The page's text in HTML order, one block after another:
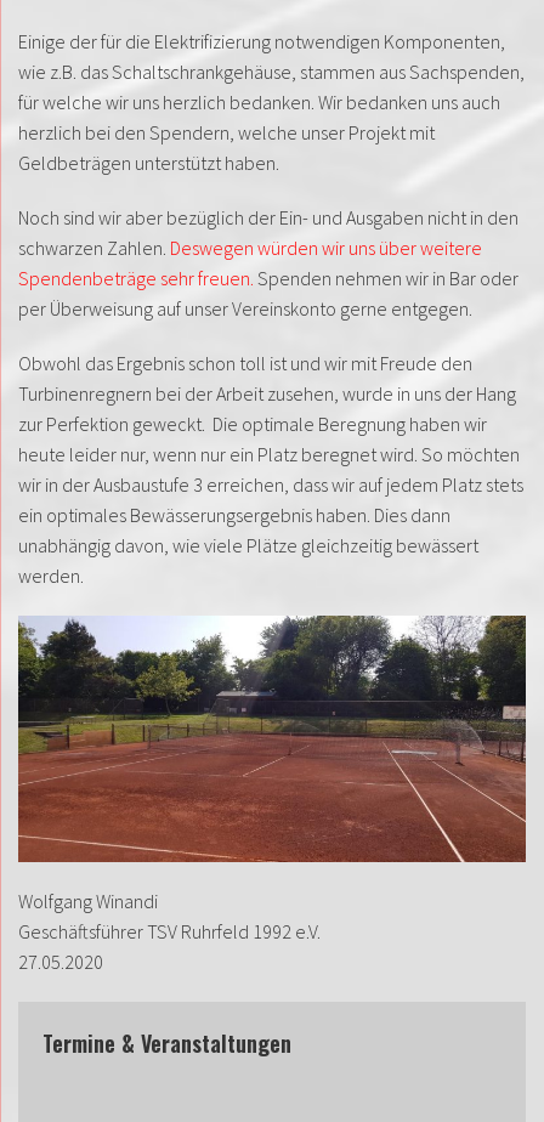
Einige der für die Elektrifizierung notwendigen Komponenten,
wie z.B. das Schaltschrankgehäuse, stammen aus Sachspenden,
für welche wir uns herzlich bedanken. Wir bedanken uns auch
herzlich bei den Spendern, welche unser Projekt mit
Geldbeträgen unterstützt haben.
Noch sind wir aber bezüglich der Ein- und Ausgaben nicht in den
schwarzen Zahlen. Deswegen würden wir uns über weitere
Spendenbeträge sehr freuen. Spenden nehmen wir in Bar oder
per Überweisung auf unser Vereinskonto gerne entgegen.
Obwohl das Ergebnis schon toll ist und wir mit Freude den
Turbinenregnern bei der Arbeit zusehen, wurde in uns der Hang
zur Perfektion geweckt. Die optimale Beregnung haben wir
heute leider nur, wenn nur ein Platz beregnet wird. So möchten
wir in der Ausbaustufe 3 erreichen, dass wir auf jedem Platz stets
ein optimales Bewässerungsergebnis haben. Dies dann
unabhängig davon, wie viele Plätze gleichzeitig bewässert
werden.
Wolfgang Winandi
Geschäftsführer TSV Ruhrfeld 1992 e.V.
27.05.2020
Termine & Veranstaltungen